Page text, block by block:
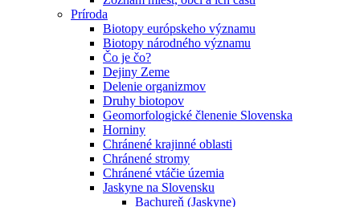
Príroda
Biotopy európskeho významu
Biotopy národného významu
Čo je čo?
Dejiny Zeme
Delenie organizmov
Druhy biotopov
Geomorfologické členenie Slovenska
Horniny
Chránené krajinné oblasti
Chránené stromy
Chránené vtáčie územia
Jaskyne na Slovensku
Bachureň (Jaskyne)